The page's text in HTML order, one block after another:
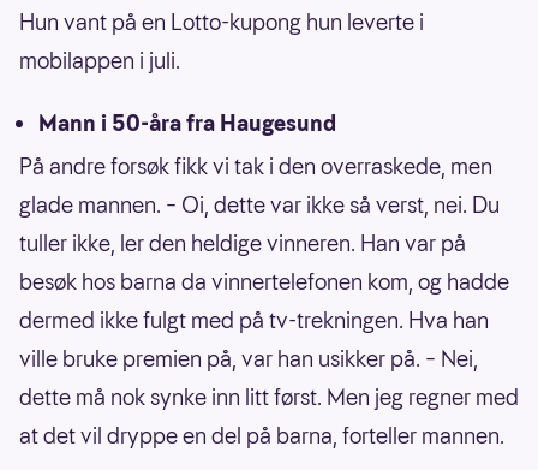
Hun vant på en Lotto-kupong hun leverte i
mobilappen i juli.
Mann i 50-åra fra Haugesund
På andre forsøk fikk vi tak i den overraskede, men
glade mannen. – Oi, dette var ikke så verst, nei. Du
tuller ikke, ler den heldige vinneren. Han var på
besøk hos barna da vinnertelefonen kom, og hadde
dermed ikke fulgt med på tv-trekningen. Hva han
ville bruke premien på, var han usikker på. – Nei,
dette må nok synke inn litt først. Men jeg regner med
at det vil dryppe en del på barna, forteller mannen.